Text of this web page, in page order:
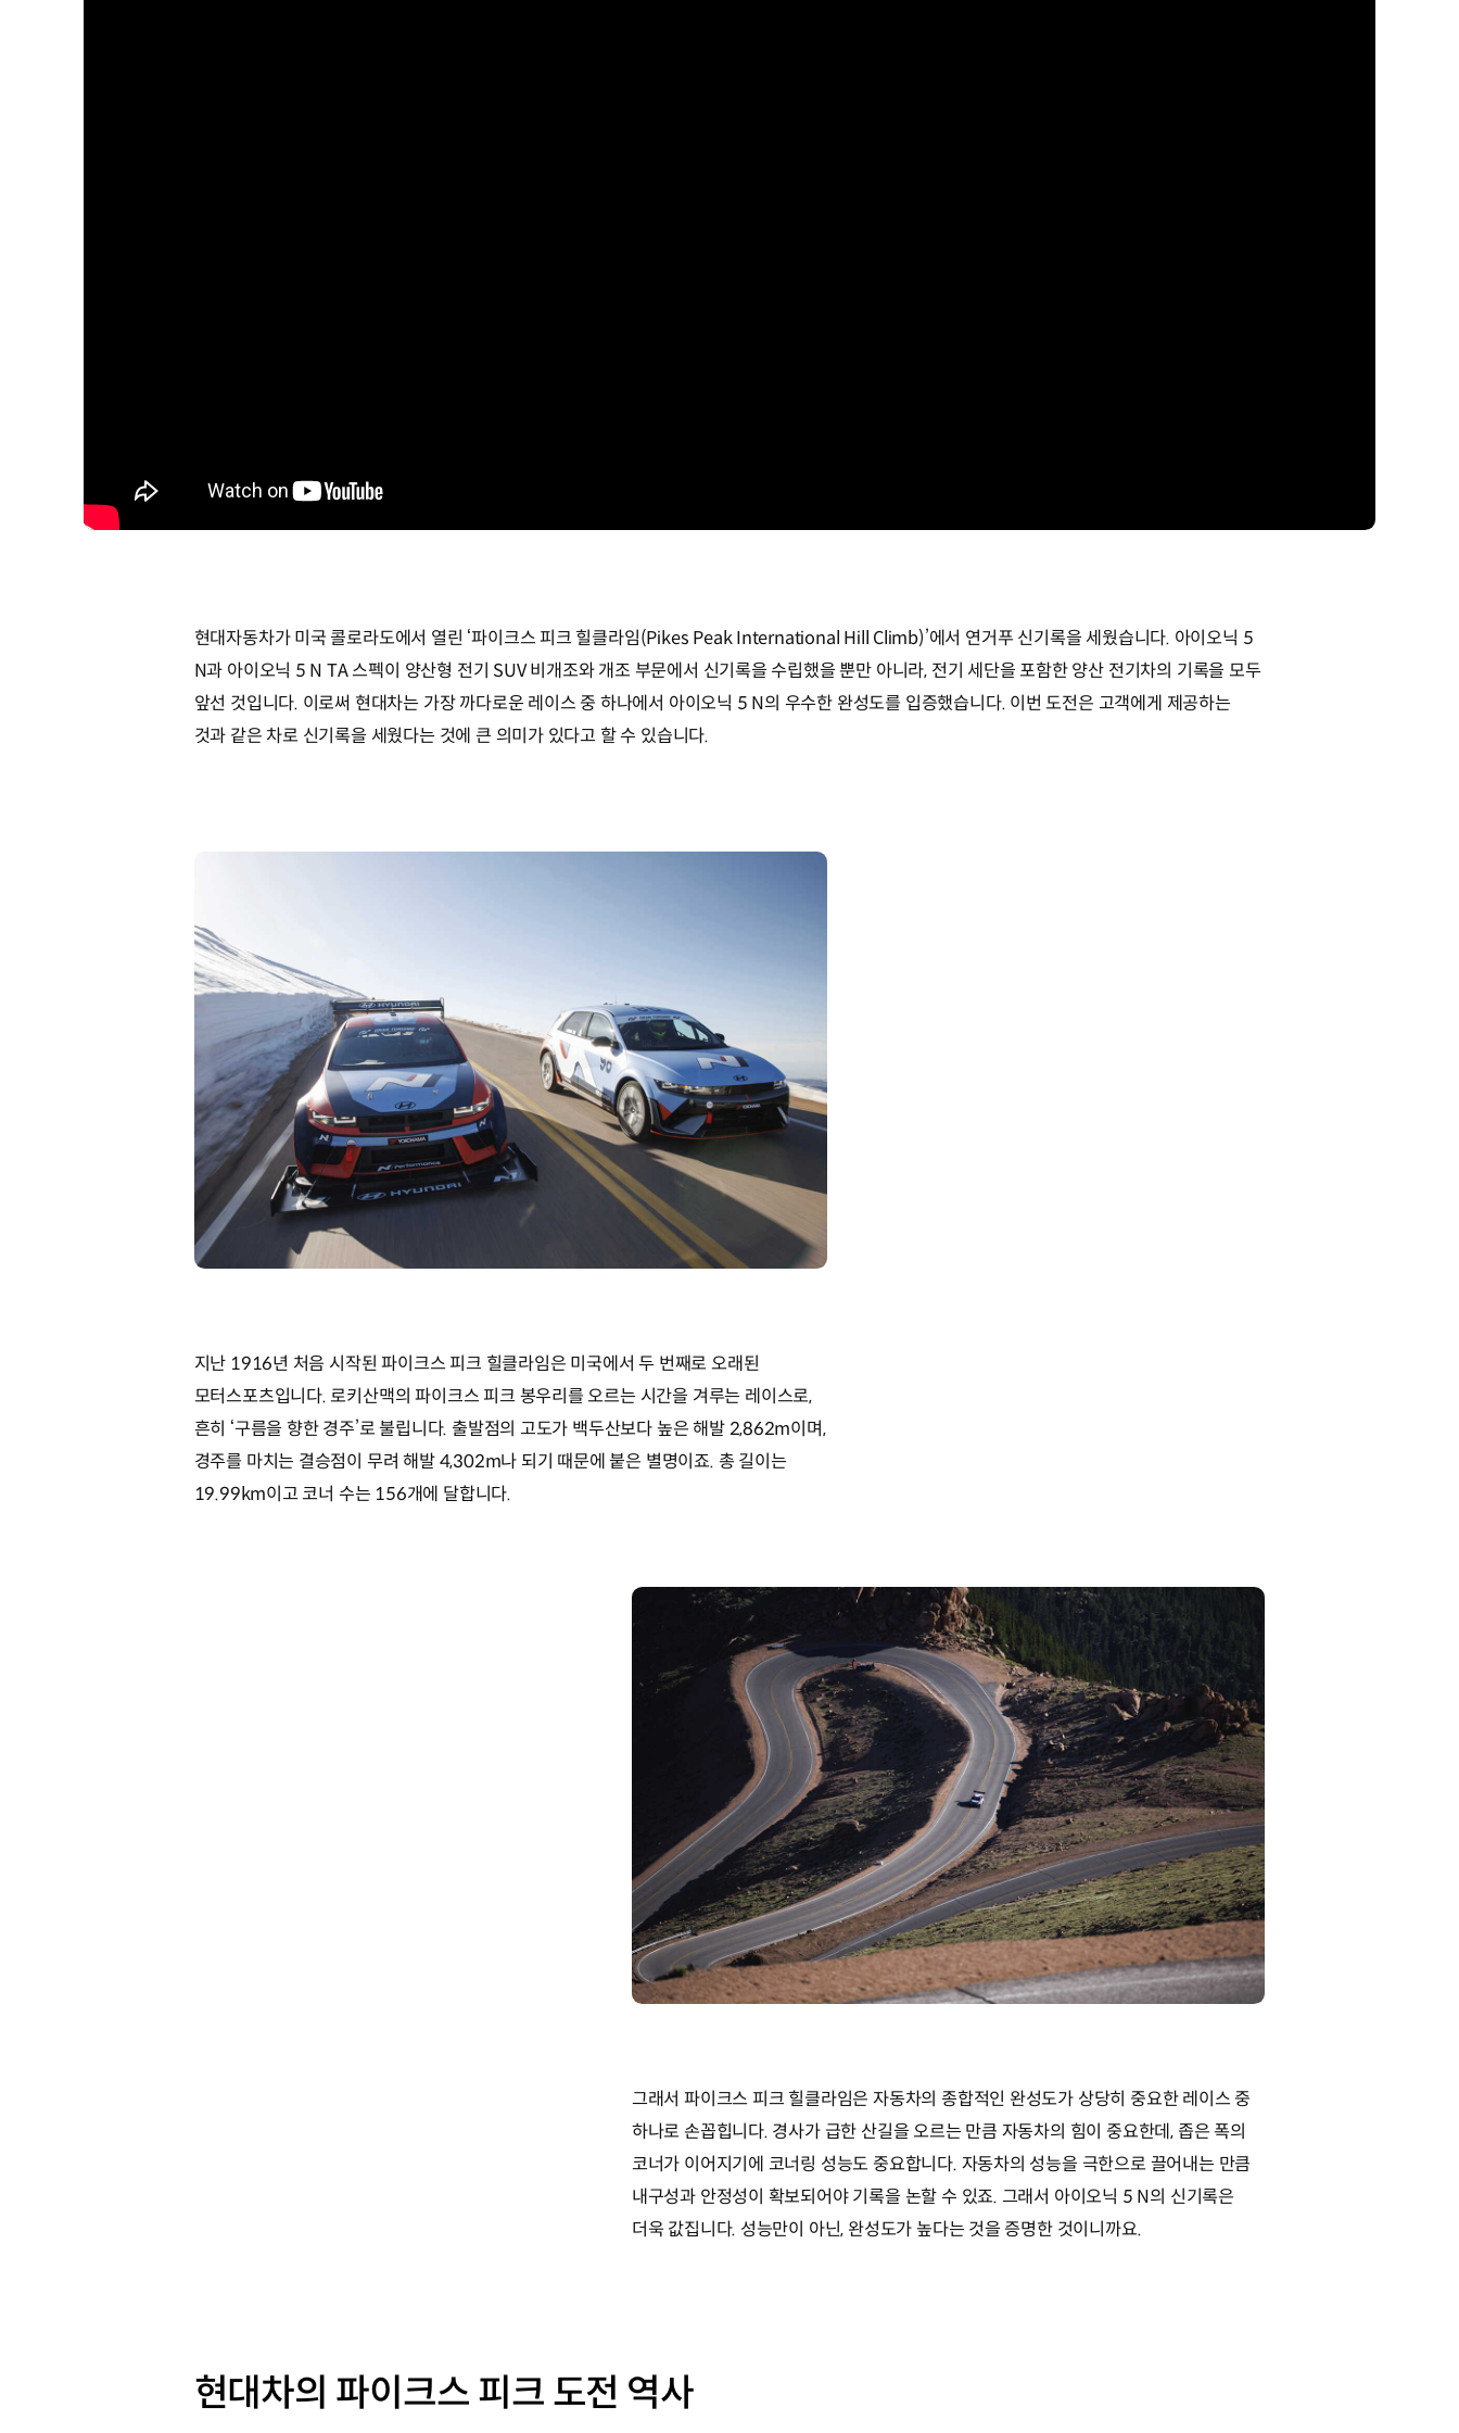
현대자동차가 미국 콜로라도에서 열린 ‘파이크스 피크 힐클라임(Pikes Peak International Hill Climb)’에서 연거푸 신기록을 세웠습니다. 아이오닉 5
N과 아이오닉 5 N TA 스펙이 양산형 전기 SUV 비개조와 개조 부문에서 신기록을 수립했을 뿐만 아니라, 전기 세단을 포함한 양산 전기차의 기록을 모두
앞선 것입니다. 이로써 현대차는 가장 까다로운 레이스 중 하나에서 아이오닉 5 N의 우수한 완성도를 입증했습니다. 이번 도전은 고객에게 제공하는
것과 같은 차로 신기록을 세웠다는 것에 큰 의미가 있다고 할 수 있습니다.
지난 1916년 처음 시작된 파이크스 피크 힐클라임은 미국에서 두 번째로 오래된
모터스포츠입니다. 로키산맥의 파이크스 피크 봉우리를 오르는 시간을 겨루는 레이스로,
흔히 ‘구름을 향한 경주’로 불립니다. 출발점의 고도가 백두산보다 높은 해발 2,862m이며,
경주를 마치는 결승점이 무려 해발 4,302m나 되기 때문에 붙은 별명이죠. 총 길이는
19.99km이고 코너 수는 156개에 달합니다.
그래서 파이크스 피크 힐클라임은 자동차의 종합적인 완성도가 상당히 중요한 레이스 중
하나로 손꼽힙니다. 경사가 급한 산길을 오르는 만큼 자동차의 힘이 중요한데, 좁은 폭의
코너가 이어지기에 코너링 성능도 중요합니다. 자동차의 성능을 극한으로 끌어내는 만큼
내구성과 안정성이 확보되어야 기록을 논할 수 있죠. 그래서 아이오닉 5 N의 신기록은
더욱 값집니다. 성능만이 아닌, 완성도가 높다는 것을 증명한 것이니까요.
현대차의 파이크스 피크 도전 역사